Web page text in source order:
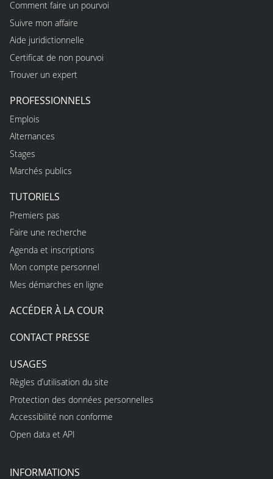
Comment faire un pourvoi
Suivre mon affaire
Aide juridictionnelle
Certificat de non pourvoi
Trouver un expert
PROFESSIONNELS
Emplois
Alternances
Stages
Marchés publics
TUTORIELS
Premiers pas
Faire une recherche
Agenda et inscriptions
Mon compte personnel
Mes démarches en ligne
ACCÉDER À LA COUR
CONTACT PRESSE
USAGES
Règles d’utilisation du site
Protection des données personnelles
Accessibilité non conforme
Open data et API
INFORMATIONS